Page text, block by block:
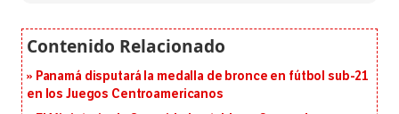
Panamá disputará la medalla de bronce en fútbol sub-21
en los Juegos Centroamericanos